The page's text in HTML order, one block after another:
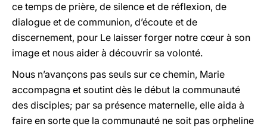
ce temps de prière, de silence et de réflexion, de
dialogue et de communion, d’écoute et de
discernement, pour Le laisser forger notre cœur à son
image et nous aider à découvrir sa volonté.
Nous n’avançons pas seuls sur ce chemin, Marie
accompagna et soutint dès le début la communauté
des disciples; par sa présence maternelle, elle aida à
faire en sorte que la communauté ne soit pas orpheline